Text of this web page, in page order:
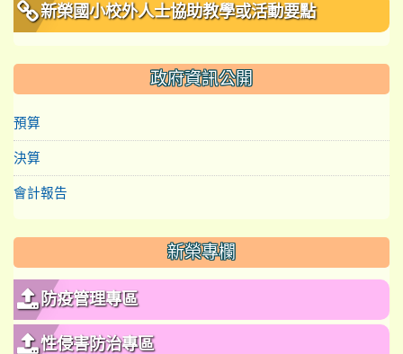
新榮國小校外人士協助教學或活動要點
政府資訊公開
預算
決算
會計報告
新榮專欄
防疫管理專區
性侵害防治專區